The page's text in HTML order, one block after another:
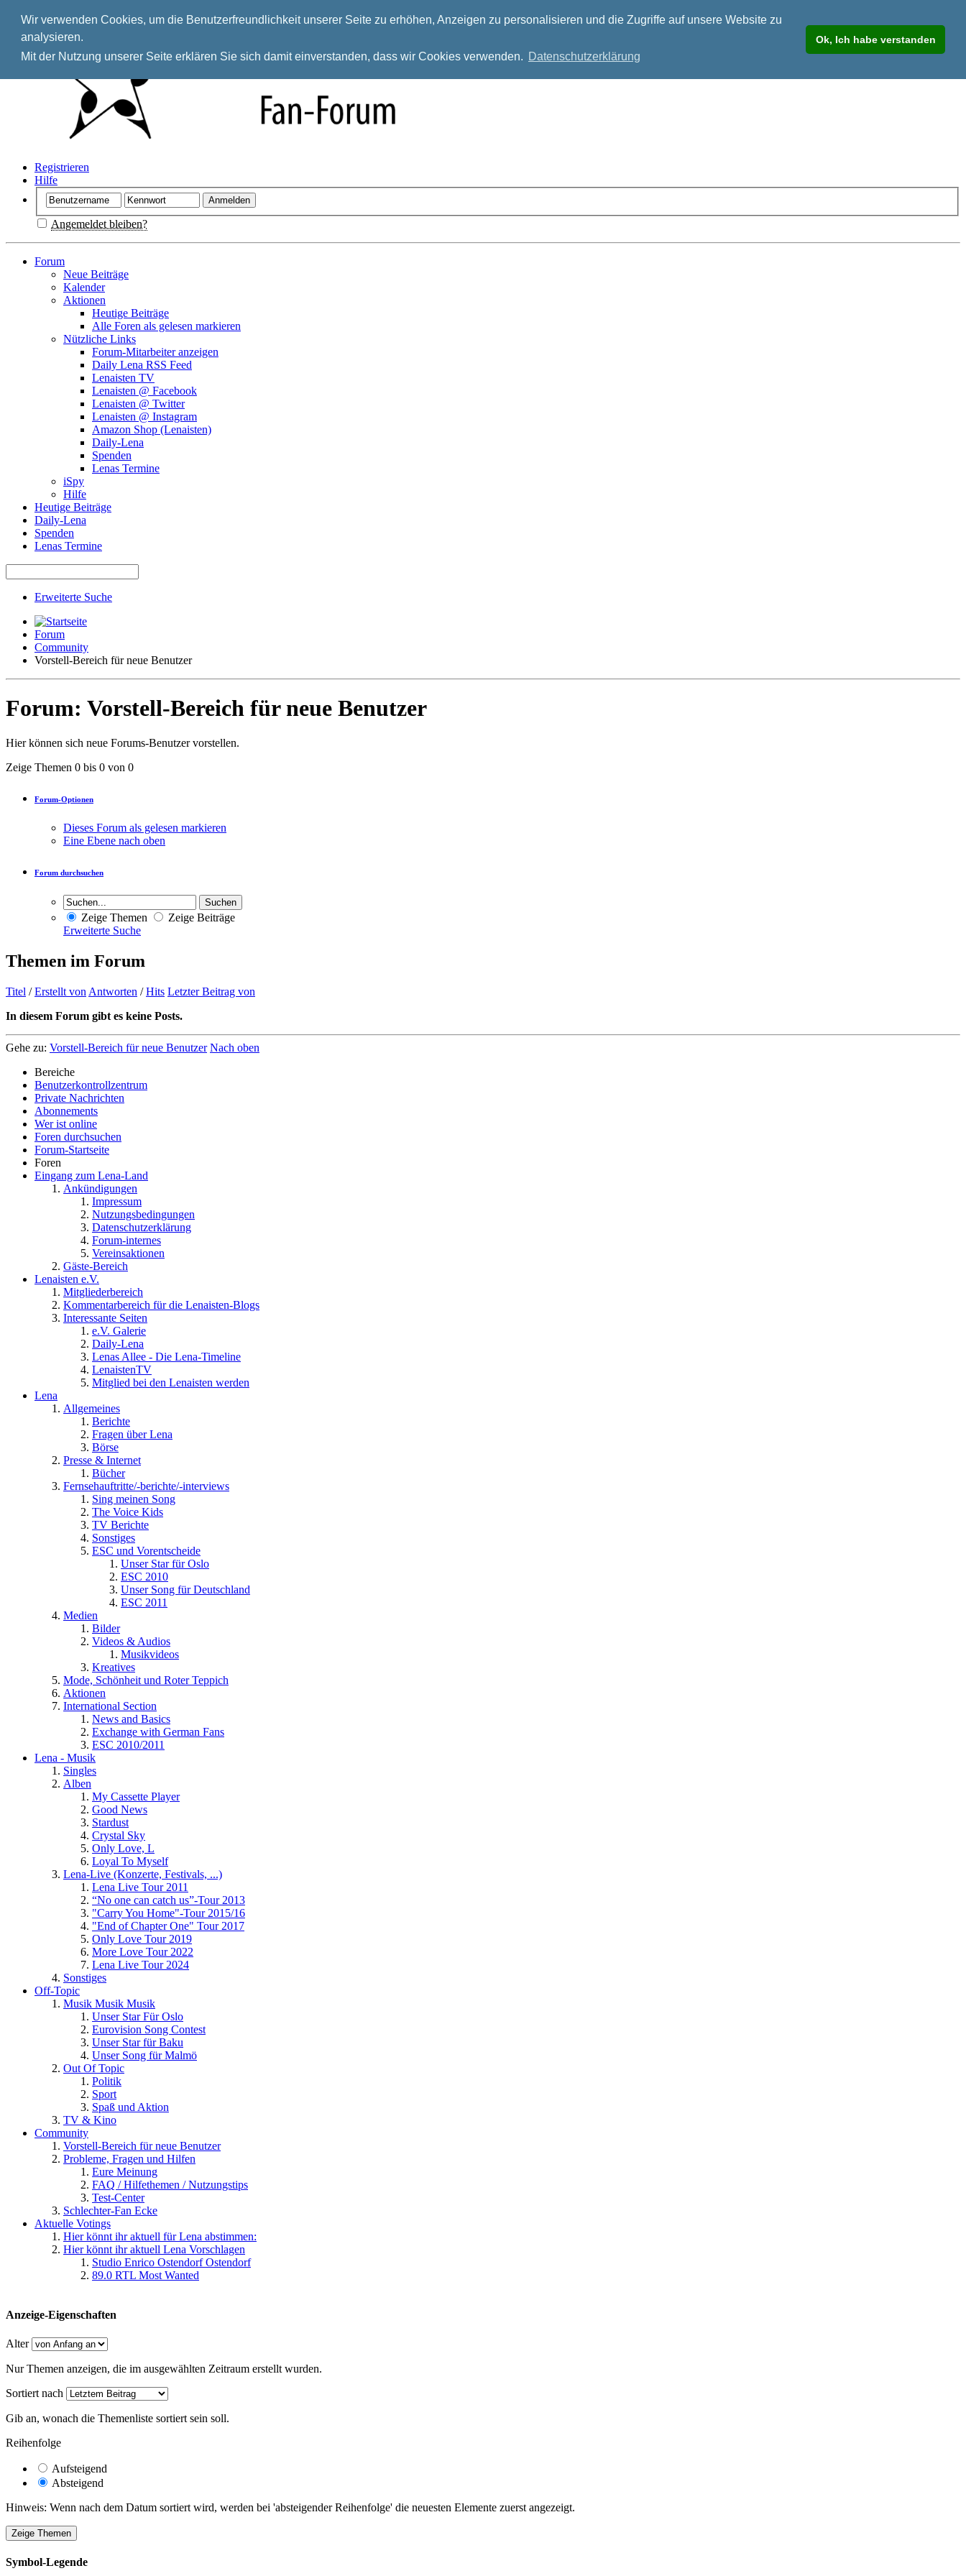
Wir verwenden Cookies, um die Benutzerfreundlichkeit unserer Seite zu erhöhen, Anzeigen zu personalisieren und die Zugriffe auf unsere Website zu
analysieren.
Mit der Nutzung unserer Seite erklären Sie sich damit einverstanden, dass wir Cookies verwenden. Datenschutzerklärung
Ok, Ich habe verstanden
Registrieren
Hilfe
Angemeldet bleiben?
Forum
Neue Beiträge
Kalender
Aktionen
Heutige Beiträge
Alle Foren als gelesen markieren
Nützliche Links
Forum-Mitarbeiter anzeigen
Daily Lena RSS Feed
Lenaisten TV
Lenaisten @ Facebook
Lenaisten @ Twitter
Lenaisten @ Instagram
Amazon Shop (Lenaisten)
Daily-Lena
Spenden
Lenas Termine
iSpy
Hilfe
Heutige Beiträge
Daily-Lena
Spenden
Lenas Termine
Erweiterte Suche
Forum
Community
Vorstell-Bereich für neue Benutzer
Forum: Vorstell-Bereich für neue Benutzer
Hier können sich neue Forums-Benutzer vorstellen.
Zeige Themen 0 bis 0 von 0
Forum-Optionen
Dieses Forum als gelesen markieren
Eine Ebene nach oben
Forum durchsuchen
Zeige Themen
Zeige Beiträge
Erweiterte Suche
Themen im Forum
Titel /Erstellt von Antworten /Hits Letzter Beitrag von
In diesem Forum gibt es keine Posts.
Gehe zu: Vorstell-Bereich für neue Benutzer Nach oben
Bereiche
Benutzerkontrollzentrum
Private Nachrichten
Abonnements
Wer ist online
Foren durchsuchen
Forum-Startseite
Foren
Eingang zum Lena-Land
Ankündigungen
Impressum
Nutzungsbedingungen
Datenschutzerklärung
Forum-internes
Vereinsaktionen
Gäste-Bereich
Lenaisten e.V.
Mitgliederbereich
Kommentarbereich für die Lenaisten-Blogs
Interessante Seiten
e.V. Galerie
Daily-Lena
Lenas Allee - Die Lena-Timeline
LenaistenTV
Mitglied bei den Lenaisten werden
Lena
Allgemeines
Berichte
Fragen über Lena
Börse
Presse & Internet
Bücher
Fernsehauftritte/-berichte/-interviews
Sing meinen Song
The Voice Kids
TV Berichte
Sonstiges
ESC und Vorentscheide
Unser Star für Oslo
ESC 2010
Unser Song für Deutschland
ESC 2011
Medien
Bilder
Videos & Audios
Musikvideos
Kreatives
Mode, Schönheit und Roter Teppich
Aktionen
International Section
News and Basics
Exchange with German Fans
ESC 2010/2011
Lena - Musik
Singles
Alben
My Cassette Player
Good News
Stardust
Crystal Sky
Only Love, L
Loyal To Myself
Lena-Live (Konzerte, Festivals, ...)
Lena Live Tour 2011
“No one can catch us”-Tour 2013
"Carry You Home"-Tour 2015/16
"End of Chapter One" Tour 2017
Only Love Tour 2019
More Love Tour 2022
Lena Live Tour 2024
Sonstiges
Off-Topic
Musik Musik Musik
Unser Star Für Oslo
Eurovision Song Contest
Unser Star für Baku
Unser Song für Malmö
Out Of Topic
Politik
Sport
Spaß und Aktion
TV & Kino
Community
Vorstell-Bereich für neue Benutzer
Probleme, Fragen und Hilfen
Eure Meinung
FAQ / Hilfethemen / Nutzungstips
Test-Center
Schlechter-Fan Ecke
Aktuelle Votings
Hier könnt ihr aktuell für Lena abstimmen:
Hier könnt ihr aktuell Lena Vorschlagen
Studio Enrico Ostendorf Ostendorf
89.0 RTL Most Wanted
Anzeige-Eigenschaften
Alter
Nur Themen anzeigen, die im ausgewählten Zeitraum erstellt wurden.
Sortiert nach
Gib an, wonach die Themenliste sortiert sein soll.
Reihenfolge
Aufsteigend
Absteigend
Hinweis: Wenn nach dem Datum sortiert wird, werden bei 'absteigender Reihenfolge' die neuesten Elemente zuerst angezeigt.
Symbol-Legende